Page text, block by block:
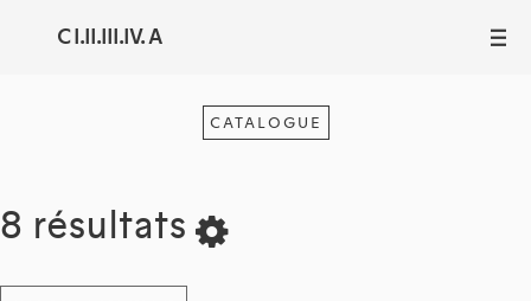
C I.II.III.IV. A III
CATALOGUE
8 résultats